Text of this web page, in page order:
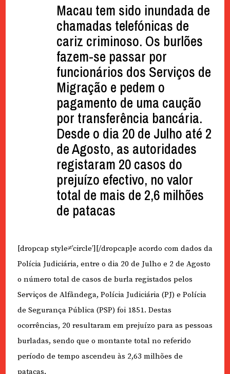
Macau tem sido inundada de
chamadas telefónicas de
cariz criminoso. Os burlões
fazem-se passar por
funcionários dos Serviços de
Migração e pedem o
pagamento de uma caução
por transferência bancária.
Desde o dia 20 de Julho até 2
de Agosto, as autoridades
registaram 20 casos do
prejuízo efectivo, no valor
total de mais de 2,6 milhões
de patacas
[dropcap style≠’circle’][/dropcap]e acordo com dados da
Polícia Judiciária, entre o dia 20 de Julho e 2 de Agosto
o número total de casos de burla registados pelos
Serviços de Alfândega, Polícia Judiciária (PJ) e Polícia
de Segurança Pública (PSP) foi 1851. Destas
ocorrências, 20 resultaram em prejuízo para as pessoas
burladas, sendo que o montante total no referido
período de tempo ascendeu às 2,63 milhões de
patacas.